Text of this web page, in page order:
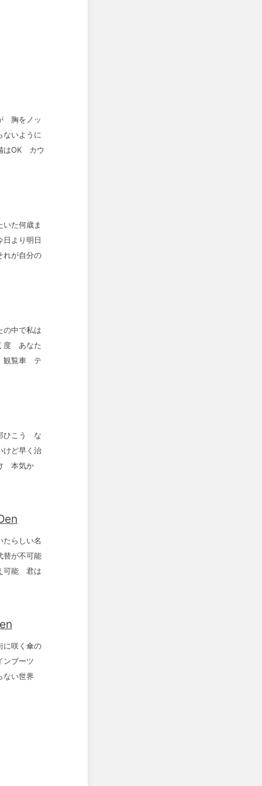
胸をノッ
いように
はOK カウ
た何歳ま
より明日
が自分の
中で私は
度 あなた
観覧車 テ
ひこう な
ど早く治
本気か
らしい名
が不可能
可能 君は
咲く傘の
ンブーツ
い世界